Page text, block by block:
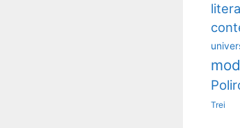
Trei